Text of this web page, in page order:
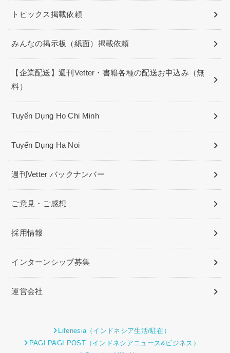
トピックス掲載依頼
みんなの掲示板（紙面）掲載依頼
【企業配送】週刊Vetter・書籍各種の配送お申込み（無
料）
Tuyển Dụng Ho Chi Minh
Tuyển Dụng Ha Noi
週刊Vetter バックナンバー
ご意見・ご感想
採用情報
インターンシップ募集
運営会社
Lifenesia（インドネシア生活/駐在）
PAGI PAGI POST（インドネシアニュース&ビジネス）